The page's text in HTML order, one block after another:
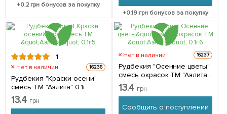
+0.2грн бонусов за покупку
+0.19 грн бонусов за покупку
1
Нет в наличии 16236
Рудбекия "Краски осени"
смесь ТМ "Аэлита" 0.1г
13.4 грн
Нет в наличии 16237
Рудбекия "Осенние цветы"
смесь окрасок ТМ "Аэлита"
0.1г
13.4 грн
Сообщить о поступлении